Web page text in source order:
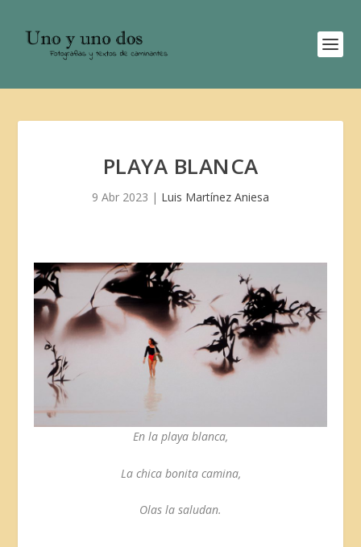
PLAYA BLANCA
9 Abr 2023 | Luis Martínez Aniesa
En la playa blanca,
La chica bonita camina,
Olas la saludan.